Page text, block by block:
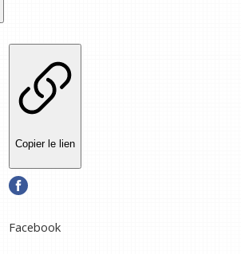
Copier le lien
Facebook